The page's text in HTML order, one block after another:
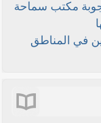
مكتب سماحة
في المناطق